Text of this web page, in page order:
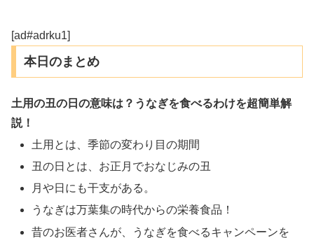
[ad#adrku1]
本日のまとめ
土用の丑の日の意味は？うなぎを食べるわけを超簡単解
説！
土用とは、季節の変わり目の期間
丑の日とは、お正月でおなじみの丑
月や日にも干支がある。
うなぎは万葉集の時代からの栄養食品！
昔のお医者さんが、うなぎを食べるキャンペーンを